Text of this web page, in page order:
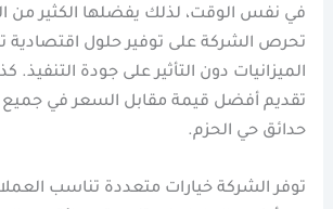
في نفس الوقت، لذلك يفضلها الكثير من
تحرص الشركة على توفير حلول
الميزانيات دون التأثير على جودة
تقديم أفضل قيمة مقابل السعر في
حدائق حي الحزم.
توفر الشركة خيارات متعددة تناسب